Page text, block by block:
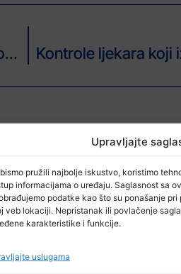
Upravljajte
pružili najbolje iskustvo, koristimo
informacijama o uređaju. Saglasnost sa
podatke kao što su ponašanje
veb lokaciji. Nepristanak ili povlačenje
karakteristike i funkcije.
uslugama
Više osoba povrijeđeno u sudaru kamiona i automobila